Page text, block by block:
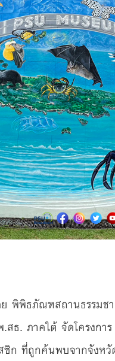
พิพิธภัณฑสถานธรรม
ธ. ภาคใต้ จัดโครงก
ก ที่ถูกค้นพบจากจังห